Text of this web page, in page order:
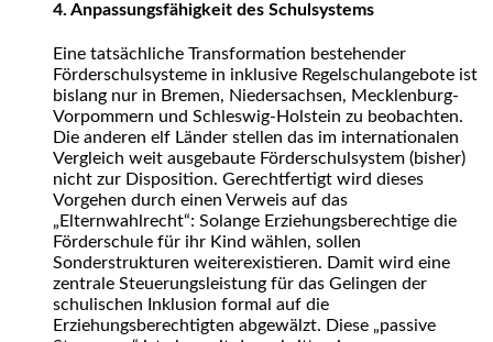
4. Anpassungsfähigkeit des Schulsystems
Eine tatsächliche Transformation bestehender
Förderschulsysteme in inklusive Regelschulangebote ist
bislang nur in Bremen, Niedersachsen, Mecklenburg-
Vorpommern und Schleswig-Holstein zu beobachten.
Die anderen elf Länder stellen das im internationalen
Vergleich weit ausgebaute Förderschulsystem (bisher)
nicht zur Disposition. Gerechtfertigt wird dieses
Vorgehen durch einen Verweis auf das
„Elternwahlrecht“: Solange Erziehungsberechtige die
Förderschule für ihr Kind wählen, sollen
Sonderstrukturen weiterexistieren. Damit wird eine
zentrale Steuerungsleistung für das Gelingen der
schulischen Inklusion formal auf die
Erziehungsberechtigten abgewälzt. Diese „passive